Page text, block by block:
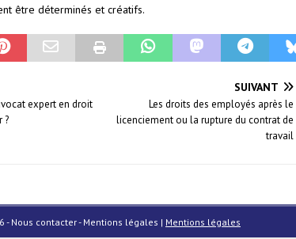
être déterminés et créatifs.
expert en droit
?
SUIVANT
Les droits des employés après le
licenciement ou la rupture du contrat de
travail
- Nous contacter - Mentions légales | Mentions légales